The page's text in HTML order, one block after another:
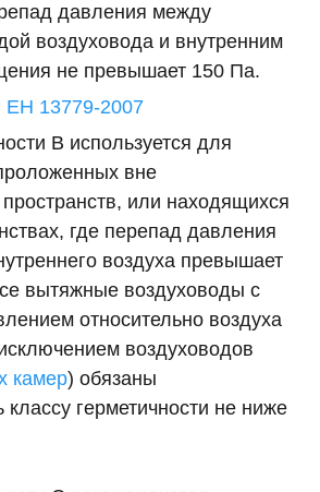
давления между
воздуховода и внутренним
не превышает 150 Па.
ЕН 13779-2007
В используется для
вне
или находящихся
где перепад давления
воздуха превышает
вытяжные воздуховоды с
относительно воздуха
воздуховодов
камер) обязаны
классу герметичности не ниже